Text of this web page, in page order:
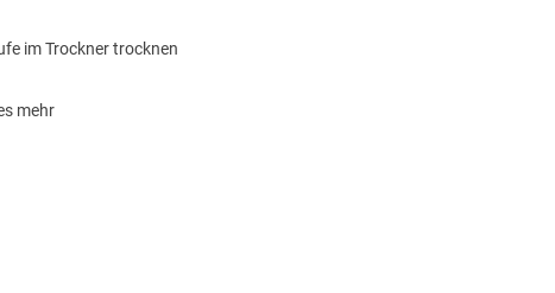
im Trockner trocknen
mehr